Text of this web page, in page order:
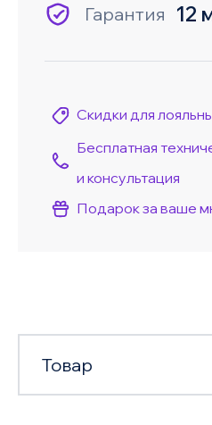
Гарантия 12
Скидки для
Бесплатная
и консультация
Подарок за ваше
Товар